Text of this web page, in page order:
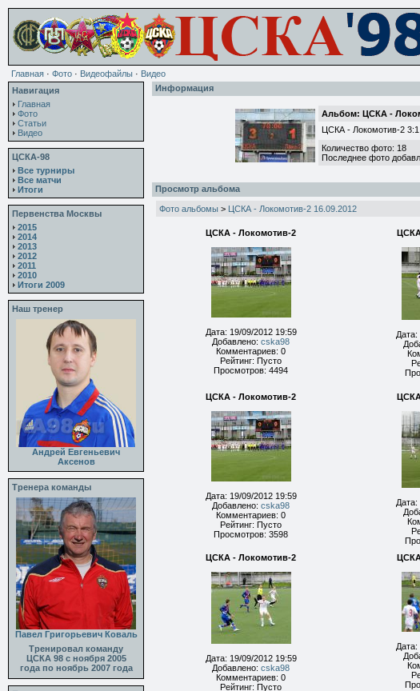
Главная · Фото · Видеофайлы · Видео
Навигация
Главная
Фото
Статьи
Видео
ЦСКА-98
Все турниры
Все матчи
Итоги
Первенства Москвы
2015
2014
2013
2012
2011
2010
Итоги 2009
Наш тренер
Андрей Евгеньевич
Аксенов
Тренера команды
Павел Григорьевич Коваль
Тренировал команду
ЦСКА 98 с ноября 2005
года по ноябрь 2007 года
Информация
Альбом: ЦСКА -
ЦСКА - Локомотив-2 3:1
Количество фото: 18
Последнее фото
Просмотр альбома
Фото альбомы > ЦСКА - Локомотив-2 16.09.2012
ЦСКА - Локомотив-2
Дата: 19/09/2012 19:59
Добавлено: cska98
Комментариев: 0
Рейтинг: Пусто
Просмотров: 4494
Дата:
ЦСКА - Локомотив-2
Дата: 19/09/2012 19:59
Добавлено: cska98
Комментариев: 0
Рейтинг: Пусто
Просмотров: 3598
Дата:
ЦСКА - Локомотив-2
Дата: 19/09/2012 19:59
Добавлено: cska98
Комментариев: 0
Рейтинг: Пусто
Дата: